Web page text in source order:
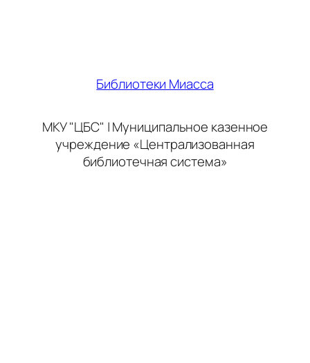
Библиотеки Миасса
МКУ "ЦБС" | Муниципальное казенное
учреждение «Централизованная
библиотечная система»